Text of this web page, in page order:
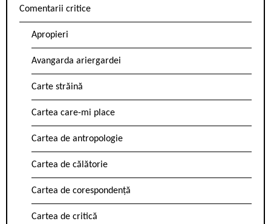
Comentarii critice
Apropieri
Avangarda ariergardei
Carte străină
Cartea care-mi place
Cartea de antropologie
Cartea de călătorie
Cartea de corespondență
Cartea de critică